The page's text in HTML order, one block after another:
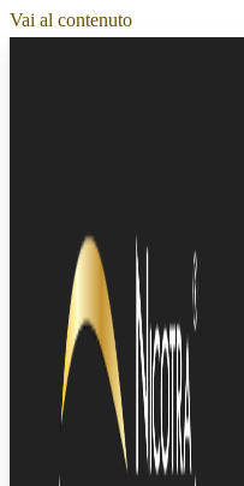
Vai al contenuto